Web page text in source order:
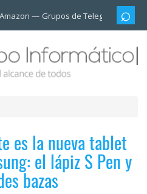
Grupos de Telegram
es la nueva tablet
el lápiz S Pen y
bazas